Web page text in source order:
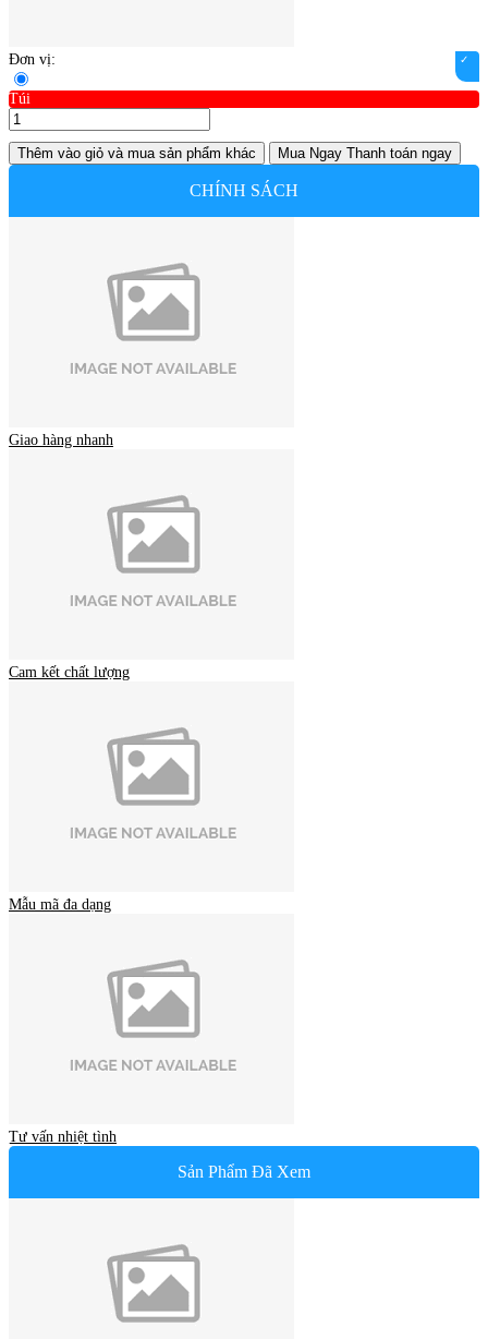
Đơn vị:
Túi
Thêm vào giỏ và mua sản phẩm khác Mua Ngay Thanh toán ngay
CHÍNH SÁCH
Giao hàng nhanh
Cam kết chất lượng
Mẫu mã đa dạng
Tư vấn nhiệt tình
Sản Phẩm Đã Xem